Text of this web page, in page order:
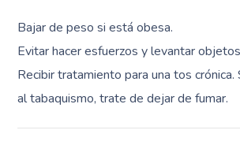
Bajar de peso si está obesa.
Evitar hacer esfuerzos y levantar
Recibir tratamiento para una tos
al tabaquismo, trate de dejar de fumar.